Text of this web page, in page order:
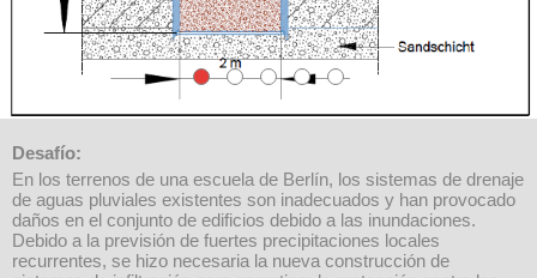
Desafío:
En los terrenos de una escuela de Berlín, los sistemas de drenaje
de aguas pluviales existentes son inadecuados y han provocado
daños en el conjunto de edificios debido a las inundaciones.
Debido a la previsión de fuertes precipitaciones locales
recurrentes, se hizo necesaria la nueva construcción de